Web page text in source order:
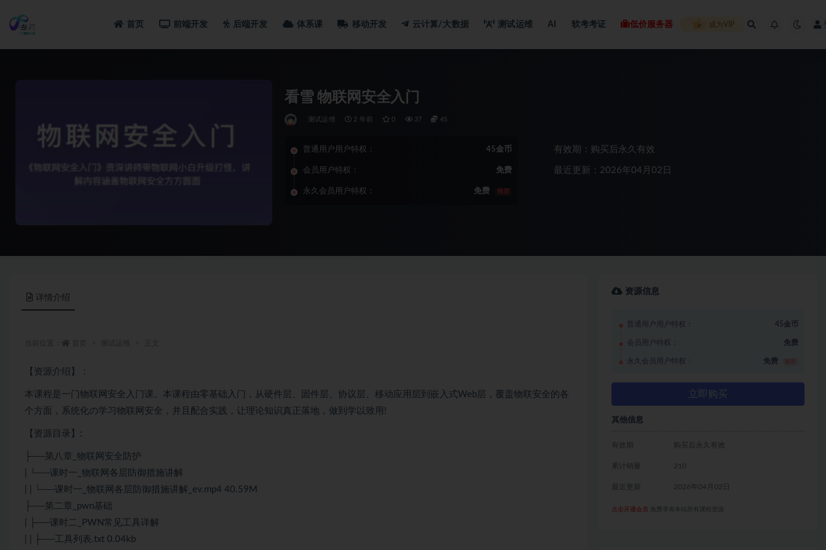
首页 前端开发 后端开发 体系课 移动开发 云计算/大数据 测试运维 AI 软考考证 低价服务器 成为VIP
看雪 物联网安全入门
测试运维 2 年前 0 37 45
普通用户用户特权： 45金币
会员用户特权： 免费
永久会员用户特权： 免费 推荐
有效期：购买后永久有效
最近更新：2026年04月02日
详情介绍
【资源介绍】：
本课程是一门物联网安全入门课。本课程由零基础入门，从硬件层、固件层、协议层、移动应用层到嵌入式Web层，覆盖物联安全的各
个方面，系统化の学习物联网安全，并且配合实践，让理论知识真正落地，做到学以致用!
【资源目录】:
├──第八章_物联网安全防护
| └──课时一_物联网各层防御措施讲解
| | └──课时一_物联网各层防御措施讲解_ev.mp4 40.59M
├──第二章_pwn基础
| ├──课时二_PWN常见工具详解
| | ├──工具列表.txt 0.04kb
资源信息
普通用户用户特权： 45金币
会员用户特权： 免费
永久会员用户特权： 免费
立即购买
其他信息
有效期 购买后永久有效
累计销量 210
最近更新 2026年04月02日
点击开通会员 免费享有本站所有课程资源